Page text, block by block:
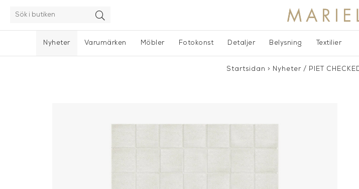
Nyheter Varumärken Möbler Fotokonst Detaljer Belysning Textilier
Startsidan > Nyheter / PIET